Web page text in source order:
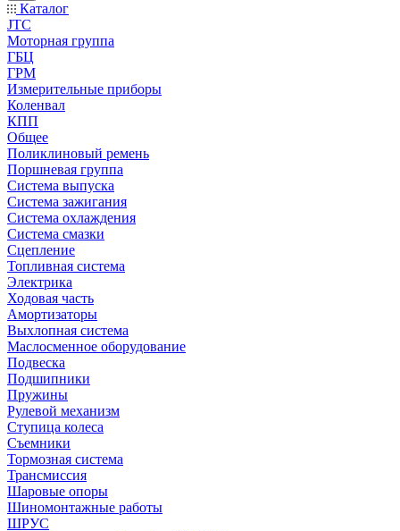
Каталог
JTC
Моторная группа
ГБЦ
ГРМ
Измерительные приборы
Коленвал
КПП
Общее
Поликлиновый ремень
Поршневая группа
Система выпуска
Система зажигания
Система охлаждения
Система смазки
Сцепление
Топливная система
Электрика
Ходовая часть
Амортизаторы
Выхлопная система
Маслосменное оборудование
Подвеска
Подшипники
Пружины
Рулевой механизм
Ступица колеса
Съемники
Тормозная система
Трансмиссия
Шаровые опоры
Шиномонтажные работы
ШРУС